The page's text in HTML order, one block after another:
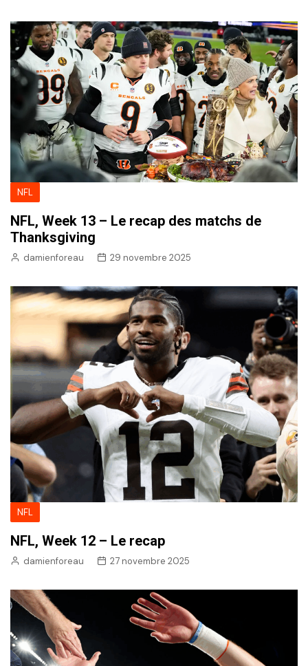
NFL
NFL, Week 13 – Le recap des matchs de
Thanksgiving
damienforeau 29 novembre 2025
NFL
NFL, Week 12 – Le recap
damienforeau 27 novembre 2025